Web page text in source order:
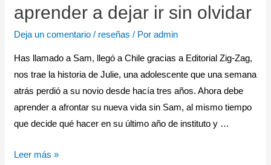
aprender a dejar ir sin olvidar
Deja un comentario / reseñas / Poradmin
Has llamado a Sam, llegó a Chile gracias a Editorial Zig-Zag,
nos trae la historia de Julie, una adolescente que una semana
atrás perdió a su novio desde hacía tres años. Ahora debe
aprender a afrontar su nueva vida sin Sam, al mismo tiempo
que decide qué hacer en su último año de instituto y …
Leer más »